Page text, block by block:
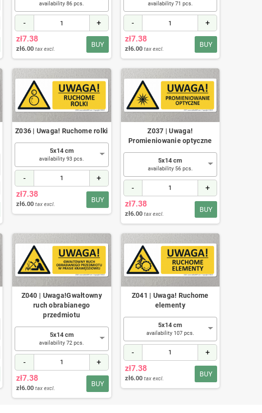
availability 86 pcs.
- +
BUY
zł7.38
zł6.00 tax excl.
availability 71 pcs.
- +
BUY
zł7.38
zł6.00 tax excl.
Z036 | Uwaga! Ruchome rolki
5x14 cm
availability 93 pcs.
- +
BUY
zł7.38
zł6.00 tax excl.
Z037 | Uwaga!
Promieniowanie optyczne
5x14 cm
availability 56 pcs.
- +
BUY
zł7.38
zł6.00 tax excl.
Z040 | Uwaga!Gwałtowny
ruch obrabianego
przedmiotu
5x14 cm
availability 72 pcs.
- +
BUY
zł7.38
zł6.00 tax excl.
Z041 | Uwaga! Ruchome
elementy
5x14 cm
availability 107 pcs.
- +
BUY
zł7.38
zł6.00 tax excl.